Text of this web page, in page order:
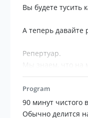
Вы будете тусить
А теперь давайте
Репертуар.
Мы знаем, что на
вкусов и наша
фишечки в нем
и напоследок
по свежему,
Program
90 минут чистого
Обычно делится